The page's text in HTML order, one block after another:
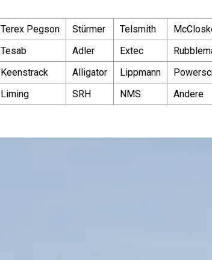
Terex Pegson Stürmer Telsmith
Tesab Adler Extec
Keenstrack Alligator Lippmann
Liming SRH NMS Andere